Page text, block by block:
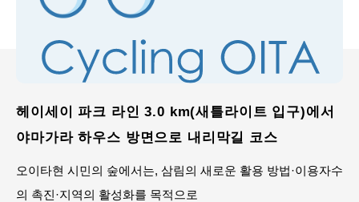
헤이세이 파크 라인 3.0 km(새틀라이트 입구)에서
야마가라 하우스 방면으로 내리막길 코스
오이타현 시민의 숲에서는, 삼림의 새로운 활용 방법·이용자수
의 촉진·지역의 활성화를 목적으로